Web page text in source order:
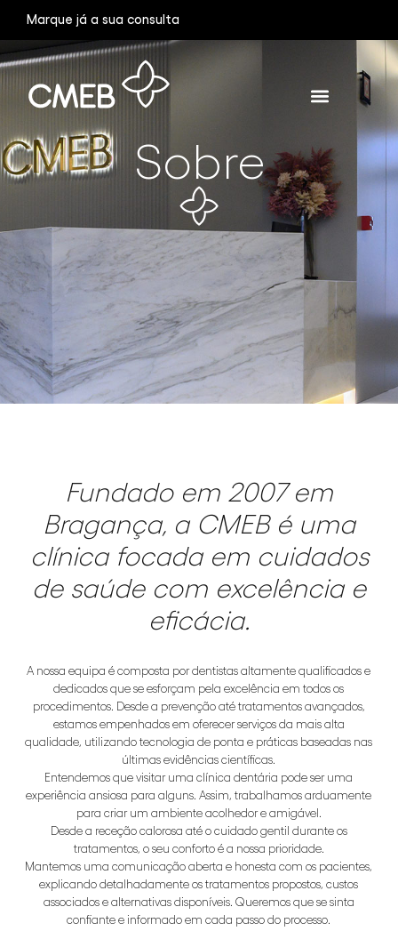
Marque já a sua consulta
Sobre
Fundado em 2007 em
Bragança, a CMEB é uma
clínica focada em cuidados
de saúde com excelência e
eficácia.
A nossa equipa é composta por dentistas altamente qualificados e
dedicados que se esforçam pela excelência em todos os
procedimentos. Desde a prevenção até tratamentos avançados,
estamos empenhados em oferecer serviços da mais alta
qualidade, utilizando tecnologia de ponta e práticas baseadas nas
últimas evidências científicas.
Entendemos que visitar uma clínica dentária pode ser uma
experiência ansiosa para alguns. Assim, trabalhamos arduamente
para criar um ambiente acolhedor e amigável.
Desde a receção calorosa até o cuidado gentil durante os
tratamentos, o seu conforto é a nossa prioridade.
Mantemos uma comunicação aberta e honesta com os pacientes,
explicando detalhadamente os tratamentos propostos, custos
associados e alternativas disponíveis. Queremos que se sinta
confiante e informado em cada passo do processo.